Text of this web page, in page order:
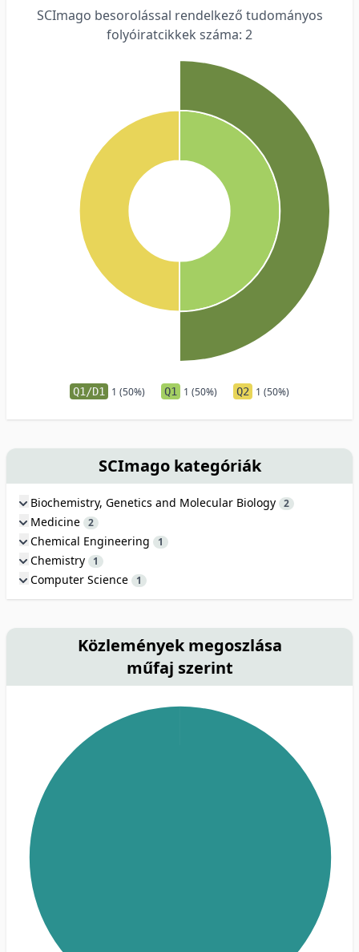
SCImago besorolással rendelkező tudományos
folyóiratcikkek száma: 2
Q1/D1 1 (50%) Q1 1 (50%) Q2 1 (50%)
SCImago kategóriák
Biochemistry, Genetics and Molecular Biology 2
Medicine 2
Chemical Engineering 1
Chemistry 1
Computer Science 1
Közlemények megoszlása
műfaj szerint